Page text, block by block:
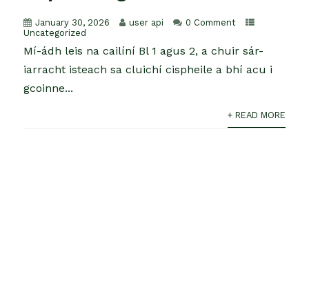
January 30, 2026 user api
0 Comment
Uncategorized
Mí-ádh leis na cailíní Bl 1 agus 2, a chuir sár-
iarracht isteach sa cluichí cispheile a bhí acu i
gcoinne...
+ READ MORE